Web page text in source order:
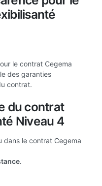
le contrat Cegema
des garanties
contrat.
du contrat
Niveau 4
dans le contrat Cegema